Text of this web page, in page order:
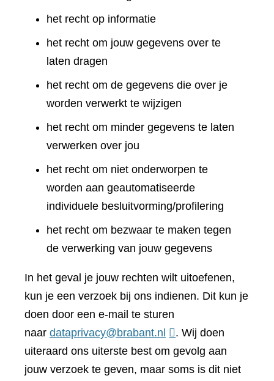
het recht op informatie
het recht om jouw gegevens over te
laten dragen
het recht om de gegevens die over je
worden verwerkt te wijzigen
het recht om minder gegevens te laten
verwerken over jou
het recht om niet onderworpen te
worden aan geautomatiseerde
individuele besluitvorming/profilering
het recht om bezwaar te maken tegen
de verwerking van jouw gegevens
In het geval je jouw rechten wilt uitoefenen,
kun je een verzoek bij ons indienen. Dit kun je
doen door een e-mail te sturen
naar dataprivacy@brabant.nl
. Wij doen
uiteraard ons uiterste best om gevolg aan
jouw verzoek te geven, maar soms is dit niet